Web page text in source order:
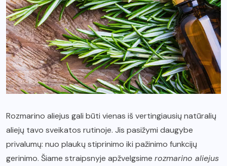
Rozmarino aliejus gali būti vienas iš vertingiausių natūralių
aliejų tavo sveikatos rutinoje. Jis pasižymi daugybe
privalumų: nuo plaukų stiprinimo iki pažinimo funkcijų
gerinimo. Šiame straipsnyje apžvelgsime rozmarino aliejus